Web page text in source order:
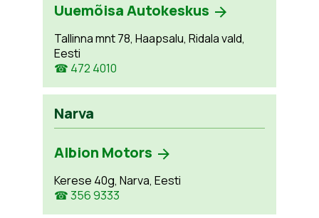
Uuemõisa Autokeskus
Tallinna mnt 78, Haapsalu, Ridala vald,
Eesti
☎ 472 4010
Narva
Albion Motors
Kerese 40g, Narva, Eesti
☎ 356 9333